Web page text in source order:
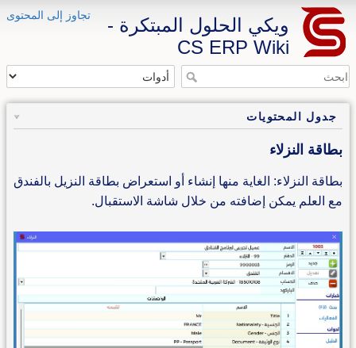
تجاوز إلى المحتوى
ويكي الحلول المبتكرة -
CS ERP Wiki
جدول المحتويات
بطاقة النزلاء
بطاقة النزلاء: الغاية منها إنشاء أو استعراض بطاقة النزيل بالفندق
مع العلم يمكن إضافته من خلال شاشة الاستقبال.